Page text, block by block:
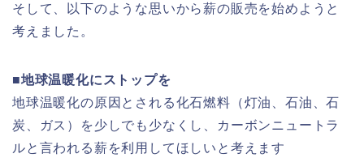
そして、以下のような思いから薪の販売を始めようと
考えました。
■地球温暖化にストップを
地球温暖化の原因とされる化石燃料（灯油、石油、石
炭、ガス）を少しでも少なくし、カーボンニュートラ
ルと言われる薪を利用してほしいと考えます